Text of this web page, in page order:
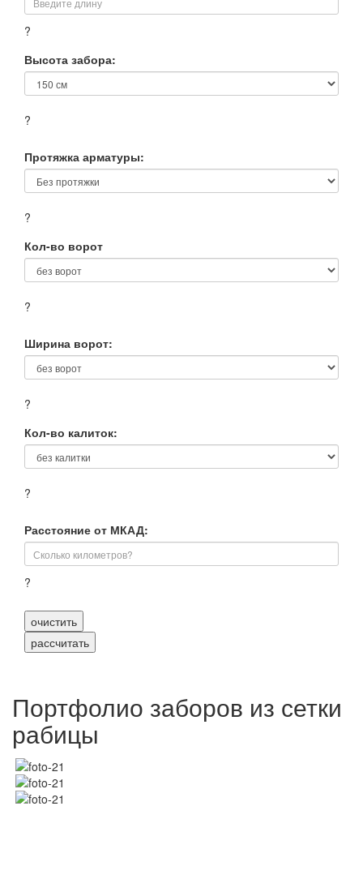
?
Высота забора:
?
Протяжка арматуры:
?
Кол-во ворот
?
Ширина ворот:
?
Кол-во калиток:
?
Расстояние от МКАД:
?
Портфолио заборов из сетки
рабицы